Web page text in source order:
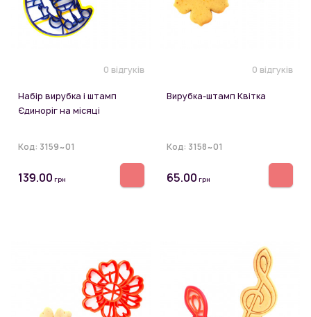
0 відгуків
Набір вирубка і штамп
Єдиноріг на місяці
Код: 3159~01
139.00 грн
0 відгуків
Вирубка-штамп Квітка
Код: 3158~01
65.00 грн